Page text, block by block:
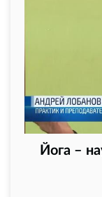
Йога –